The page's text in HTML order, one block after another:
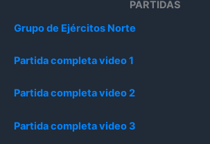
PARTIDAS
Grupo de Ejércitos Norte
Partida completa video 1
Partida completa video 2
Partida completa video 3